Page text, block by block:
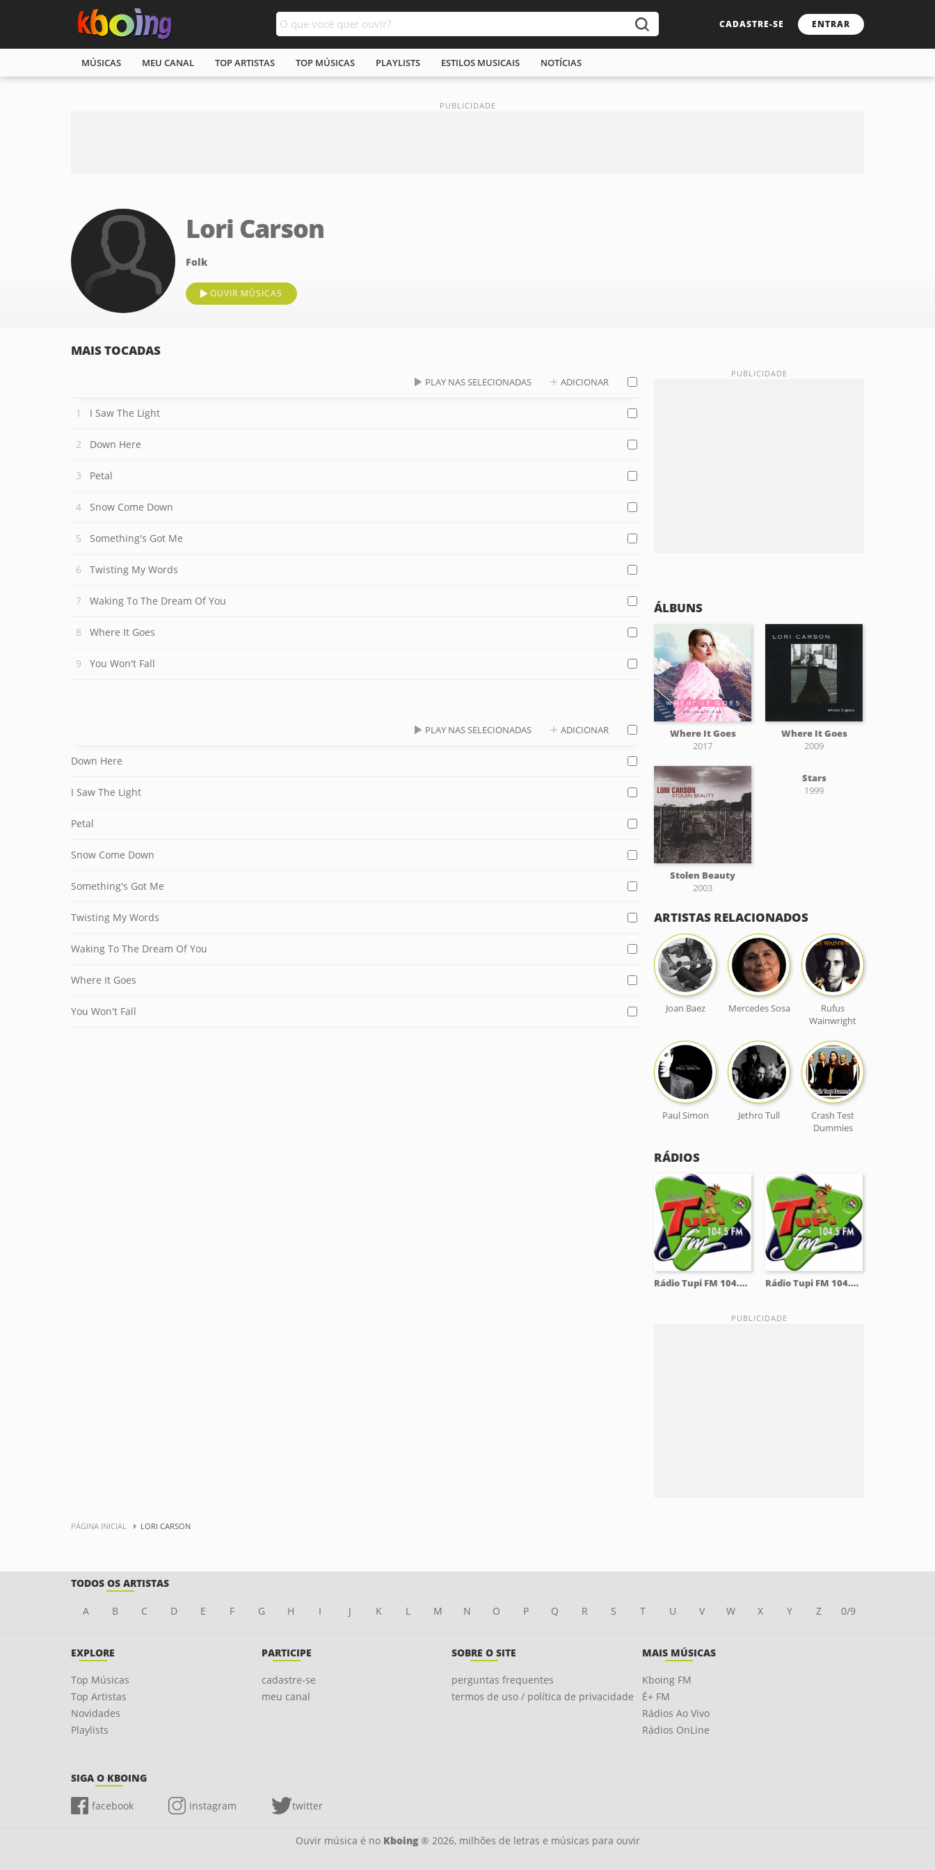
CADASTRE-SE ENTRAR
MÚSICAS MEU CANAL TOP ARTISTAS TOP MÚSICAS PLAYLISTS ESTILOS MUSICAIS NOTÍCIAS
Lori Carson
Folk
OUVIR MÚSICAS
MAIS TOCADAS
PLAY NAS SELECIONADAS ADICIONAR
I Saw The Light
Down Here
Petal
Snow Come Down
Something's Got Me
Twisting My Words
Waking To The Dream Of You
Where It Goes
You Won't Fall
PLAY NAS SELECIONADAS ADICIONAR
Down Here
I Saw The Light
Petal
Snow Come Down
Something's Got Me
Twisting My Words
Waking To The Dream Of You
Where It Goes
You Won't Fall
ÁLBUNS
Where It Goes
2017
Where It Goes
2009
Stolen Beauty
2003
Stars
1999
ARTISTAS RELACIONADOS
Joan Baez Mercedes Sosa
Rufus
Wainwright
Paul Simon Jethro Tull
Crash Test
Dummies
RÁDIOS
Rádio Tupi FM 104.5 Mhz Rádio Tupi FM 104.5 Mhz
PÁGINA INICIAL LORI CARSON
TODOS OS ARTISTAS
A B C D E F G H I J K L M N O P Q R S T U V W X Y Z 0/9
EXPLORE
Top Músicas
Top Artistas
Novidades
Playlists
PARTICIPE
cadastre-se
meu canal
SOBRE O SITE
perguntas frequentes
termos de uso / política de privacidade
MAIS MÚSICAS
Kboing FM
É+ FM
Rádios Ao Vivo
Rádios OnLine
SIGA O KBOING
facebook instagram twitter
Ouvir música é no Kboing® 2026, milhões de letras e músicas para ouvir